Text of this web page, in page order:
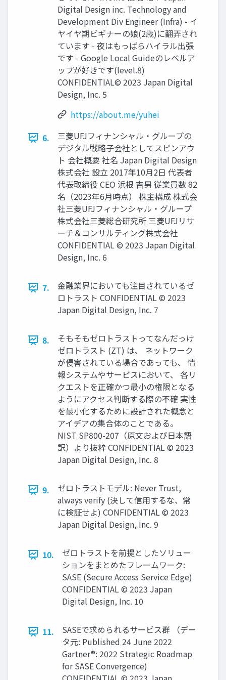
Digital Design inc. Technology and
Development Div Engineer (Infra) - イ
ヤイヤ期ビギナーの娘(2歳)に翻弄され
ています - 夜はもっぱらハイラル出張
です - Google Local Guideのレベルア
ップが好きです(level.8)
CONFIDENTIAL© 2023 Japan Digital
Design, Inc. 5
https://about.me/yuhei
6.
三菱UFJフィナンシャル・グループの
デジタル戦略子会社としてスピンアウ
ト 会社概要 社名 Japan Digital Design
株式会社 設立 2017年10月2日 代表者
代表取締役 CEO 浜根 吉男 従業員数 82
名（2023年6月時点） 株主構成 株式会
社三菱UFJフィナンシャル・グループ
株式会社三菱総合研究所 三菱UFJリサ
ーチ＆コンサルティング株式会社
CONFIDENTIAL © 2023 Japan Digital
Design, Inc. 6
7.
⾦融業界においても注⽬されているゼ
ロトラスト CONFIDENTIAL © 2023
Japan Digital Design, Inc. 7
8.
そもそもゼロトラストってなんだっけ
ゼロトラスト (ZT) は、 ネットワーク
が侵害されている場合であっても、 情
報システムやサービスにおいて、 各リ
クエストを正確かつ最⼩の権限となる
ようにアクセス判断する際の不確 実性
を最⼩化するために設計された概念と
アイデアの集合体のことである。
NIST SP800-207（原⽂および⽇本語
訳）より抜粋 CONFIDENTIAL © 2023
Japan Digital Design, Inc. 8
9.
ゼロトラストモデル: Never Trust,
always verify (決して信⽤するな、常
に検証せよ) CONFIDENTIAL © 2023
Japan Digital Design, Inc. 9
10.
ゼロトラストを前提としたソリュー
ションをまとめたフレームワーク:
SASE (Secure Access Service Edge)
CONFIDENTIAL © 2023 Japan
Digital Design, Inc. 10
11.
SASEで求められるサービス群 （デー
タ元: Published 24 June 2022
Gartner®: 2022 Strategic Roadmap
for SASE Convergence)